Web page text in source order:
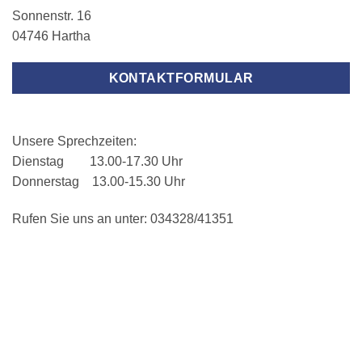
Sonnenstr. 16
04746 Hartha
KONTAKTFORMULAR
Unsere Sprechzeiten:
Dienstag 13.00-17.30 Uhr
Donnerstag 13.00-15.30 Uhr
Rufen Sie uns an unter: 034328/41351